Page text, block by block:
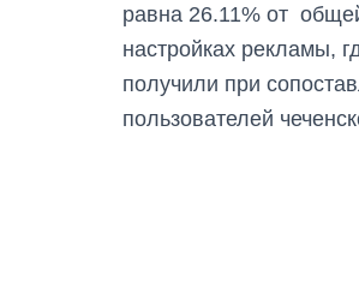
равна 26.11% от
настройках рекламы,
получили при
пользователей